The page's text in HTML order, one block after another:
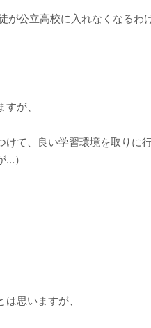
公立高校に入れなくなるわけ
が、
て、良い学習環境を取りに
…）
思いますが、